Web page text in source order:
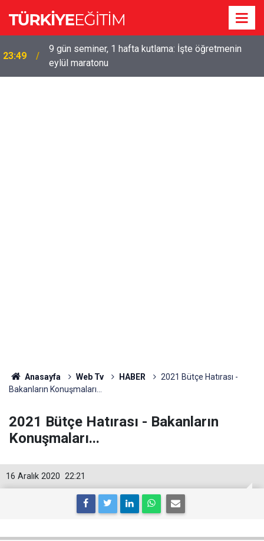
23:49
9 gün seminer, 1 hafta kutlama: İşte öğretmenin
eylül maratonu
Anasayfa Web Tv HABER
2021 Bütçe Hatırası -
Bakanların Konuşmaları...
2021 Bütçe Hatırası - Bakanların
Konuşmaları...
22:21
16 Aralık 2020